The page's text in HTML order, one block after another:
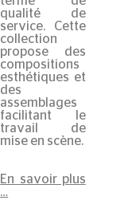
qualité de
service. Cette
collection
propose des
compositions
esthétiques et
des
assemblages
facilitant le
travail de
mise en scène.
En savoir plus
…